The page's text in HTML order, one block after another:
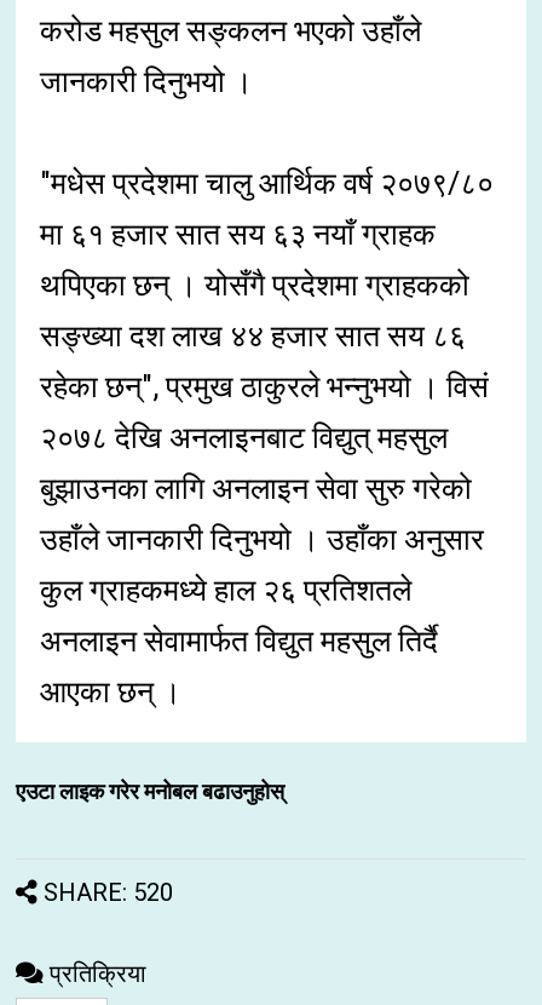
करोड महसुल सङ्कलन भएको उहाँले
जानकारी दिनुभयो ।
"मधेस प्रदेशमा चालु आर्थिक वर्ष २०७९/८०
मा ६१ हजार सात सय ६३ नयाँ ग्राहक
थपिएका छन् । योसँगै प्रदेशमा ग्राहकको
सङ्ख्या दश लाख ४४ हजार सात सय ८६
रहेका छन्", प्रमुख ठाकुरले भन्नुभयो । विसं
२०७८ देखि अनलाइनबाट विद्युत् महसुल
बुझाउनका लागि अनलाइन सेवा सुरु गरेको
उहाँले जानकारी दिनुभयो । उहाँका अनुसार
कुल ग्राहकमध्ये हाल २६ प्रतिशतले
अनलाइन सेवामार्फत विद्युत महसुल तिर्दै
आएका छन् ।
एउटा लाइक गरेर मनोबल बढाउनुहोस्
SHARE: 520
प्रतिक्रिया